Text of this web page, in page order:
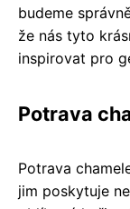
budeme
že nás tyto
inspirovat pro
Potrava
Potrava
jim poskytuje